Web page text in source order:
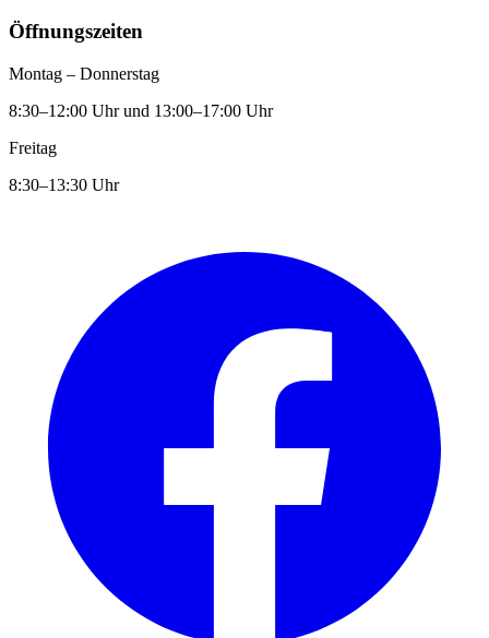
Öffnungszeiten
Montag – Donnerstag
8:30–12:00 Uhr und 13:00–17:00 Uhr
Freitag
8:30–13:30 Uhr